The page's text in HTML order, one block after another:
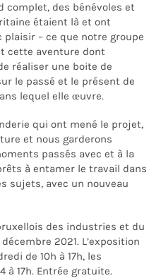
complet, des bénévoles et
étaient là et ont
– ce que notre groupe
cette aventure dont
réaliser une boite de
le passé et le présent de
lequel elle œuvre.
qui ont mené le projet,
et nous garderons
passés avec et à la
à entamer le travail dans
sujets, avec un nouveau
des industries et du
2021. L’exposition
de 10h à 17h, les
à 17h. Entrée gratuite.